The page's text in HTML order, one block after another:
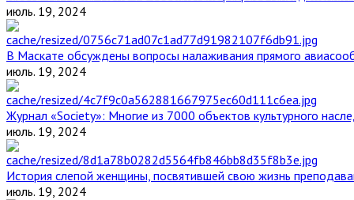
июль. 19, 2024
В Маскате обсуждены вопросы налаживания прямого
июль. 19, 2024
Журнал «Society»: Многие из 7000 объектов культурного
июль. 19, 2024
История слепой женщины, посвятившей свою жизнь
июль. 19, 2024